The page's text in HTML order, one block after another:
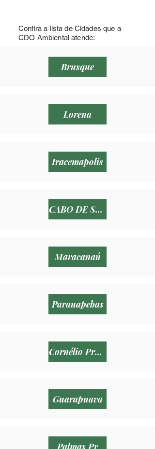
Confira a lista de Cidades que a
CDO Ambiental atende:
Brusque
Lorena
Iracemapolis
CABO DE SANTO AGOSTINHO
Maracanaú
Parauapebas
Cornélio Procópio
Guarapuava
Palmas Pr